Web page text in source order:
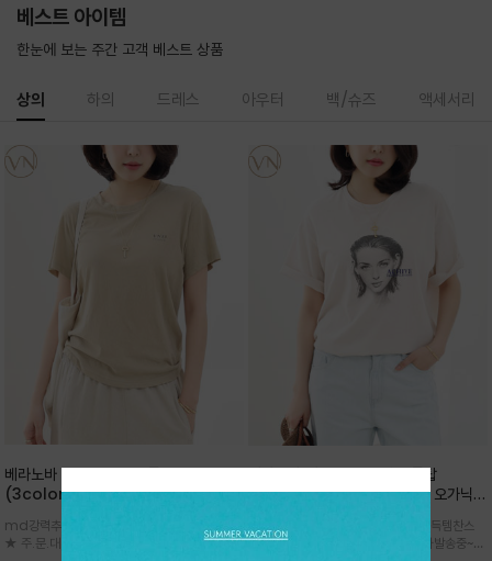
베스트 아이템
한눈에 보는 주간 고객 베스트 상품
베라노바 심플 VN13 코튼탑
(3color)*썸머 바이오 강연/ 스판 너
더더기 없이 깔끔한 무드가 매력적인
VN13 코튼 티셔츠
md강력추천 2026 신상품 ★한정 대박 세일
★ 주.문.대.폭.주 - 전컬러 인기~순차발송중
베라노바 어반 우먼 강연 코튼탑
(2color) *한여름 내내 입는 오가닉
워크 (Line Work) & 스케치/감각적
인 아트워크 프린트가 시선을 끄는 루즈
md강력추천 2026 신상품 ★대박 득템찬스
~~ 주.문.대.폭.주 - 전컬러 인기~순차발송중~★
상의 하의 드레스 아우터 백/슈즈 액세서리